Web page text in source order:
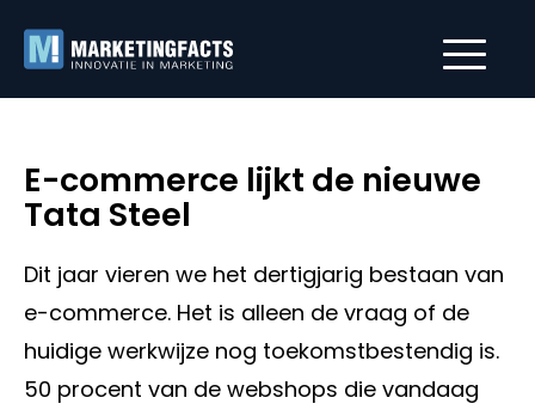
E-commerce lijkt de nieuwe
Tata Steel
Dit jaar vieren we het dertigjarig bestaan van
e-commerce. Het is alleen de vraag of de
huidige werkwijze nog toekomstbestendig is.
50 procent van de webshops die vandaag